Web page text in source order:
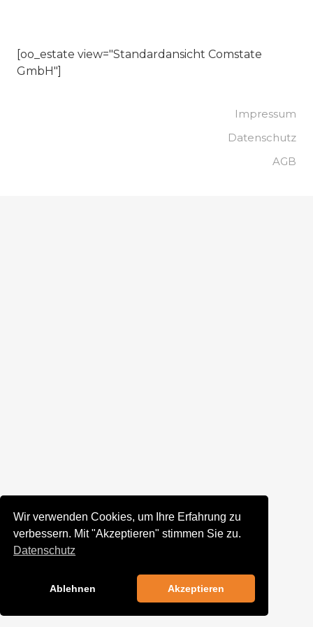
[oo_estate view="Standardansicht Comstate
GmbH"]
Impressum
Datenschutz
AGB
Wir verwenden Cookies, um Ihre Erfahrung zu
verbessern. Mit "Akzeptieren" stimmen Sie zu.
Datenschutz
Ablehnen Akzeptieren